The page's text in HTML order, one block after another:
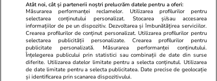
09:00
România fricii: Cum am ajuns să
trăim din spaimă în spaimă
Atât noi, cât și partenerii noștri prelucrăm datele pentru a oferi:
Măsurarea performanței reclamelor. Utilizarea profilurilor pentru
selectarea conținutului personalizat. Stocarea și/sau accesarea
informațiilor de pe un dispozitiv. Dezvoltarea și îmbunătățirea serviciilor.
Crearea profilurilor de conținut personalizat. Utilizarea profilurilor pentru
selectarea publicității personalizate. Crearea profilurilor pentru
publicitate personalizată. Măsurarea performanței conținutului.
Înțelegerea publicului prin statistici sau combinații de date din surse
diferite. Utilizarea datelor limitate pentru a selecta conținutul. Utilizarea
de date limitate pentru a selecta publicitatea. Date precise de geolocație
și identificarea prin scanarea dispozitivului.